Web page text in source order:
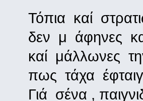
Τόπια καί
δεν μ άφηνες
καί μάλλωνες
πως τάχα
Γιά σένα ,